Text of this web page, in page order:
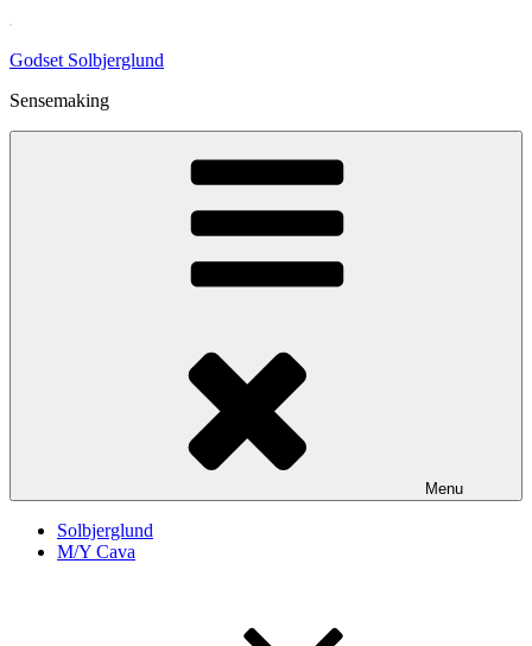
content
Godset Solbjerglund
Sensemaking
Menu
Solbjerglund
M/Y Cava